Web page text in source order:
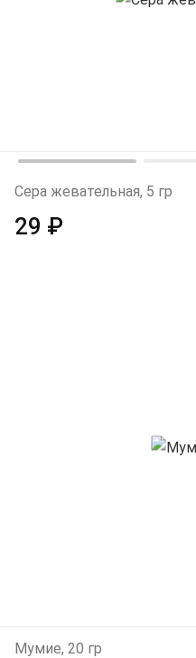
Сера жевательная, 5 гр
29 ₽
Мумие, 20 гр